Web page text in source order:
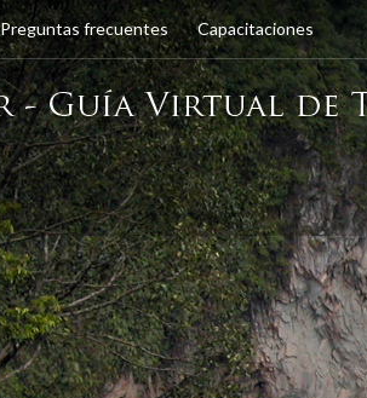
Preguntas frecuentes Capacitaciones